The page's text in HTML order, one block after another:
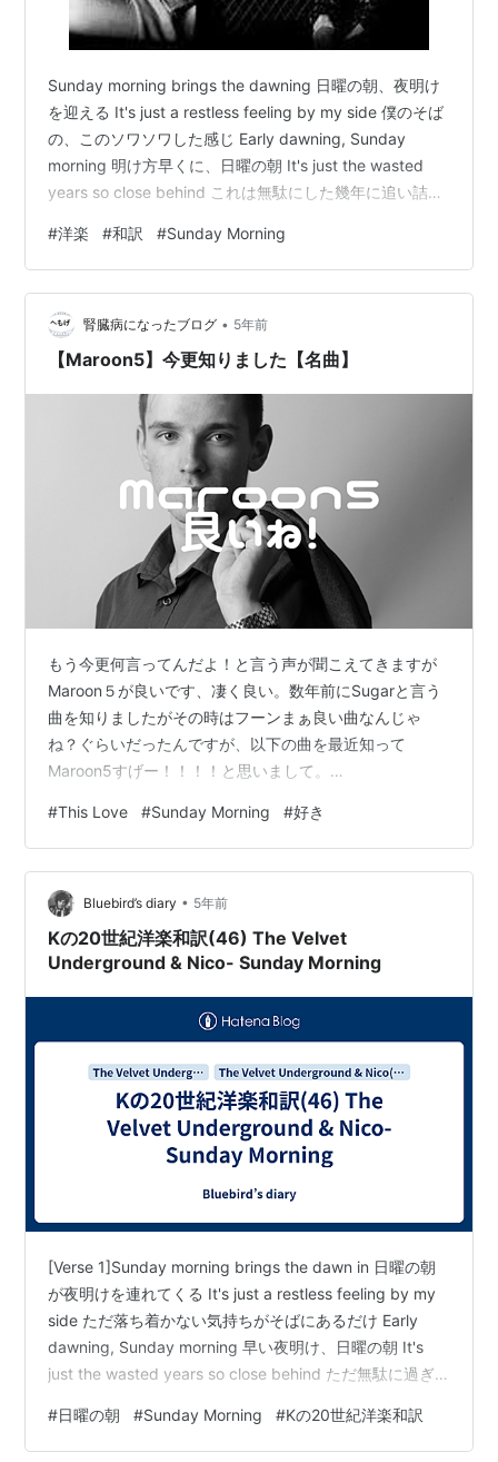
Sunday morning brings the dawning 日曜の朝、夜明け
を迎える It's just a restless feeling by my side 僕のそば
の、このソワソワした感じ Early dawning, Sunday
morning 明け方早くに、日曜の朝 It's just the wasted
years so close behind これは無駄にした幾年に追い詰め
て、世界がキミの背後に迫ってる There's always
someone around you いつ…
#洋楽 #和訳 #Sunday Morning
腎臓病になったブログ • 5年前
【Maroon5】今更知りました【名曲】
もう今更何言ってんだよ！と言う声が聞こえてきますが
Maroon５が良いです、凄く良い。数年前にSugarと言う
曲を知りましたがその時はフーンまぁ良い曲なんじゃ
ね？ぐらいだったんですが、以下の曲を最近知って
Maroon5すげー！！！！と思いまして。
Loveはファンキーな感じで好き！Sunday Morningは文
字通り日曜の朝に聞きたいですねぇ。ちなみに歌詞の意
味はまだ知りませんし聞いてもわかりませんｗ良いんだ
よ！メロディーだけでも楽しいんだよ！ 今度カラオケで
歌おうと思います。練習せねば！ 宜しければ下のボタ
ン…
#This Love #Sunday Morning #好き
Bluebird’s diary • 5年前
Kの20世紀洋楽和訳(46) The Velvet
Underground & Nico- Sunday Morning
[Verse 1]Sunday morning brings the dawn in 日曜の朝
が夜明けを連れてくる It's just a restless feeling by my
side ただ落ち着かない気持ちがそばにあるだけ Early
dawning, Sunday morning 早い夜明け、日曜の朝 It's
just the wasted years so close behind ただ無駄に過ぎ
world's behind you 気をつけて、世界は君の背後にいる
There's always som…
#日曜の朝 #Sunday Morning #Kの20世紀洋楽和訳